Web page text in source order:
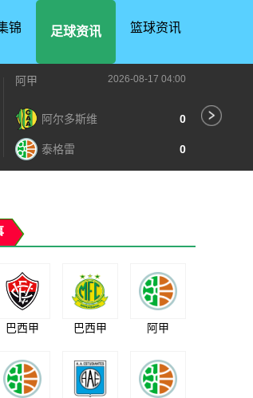
锦 足球资讯 篮球资讯
阿甲 2026-08-17 04:00
阿尔多斯维 0
泰格雷 0
巴西甲 巴西甲 阿甲